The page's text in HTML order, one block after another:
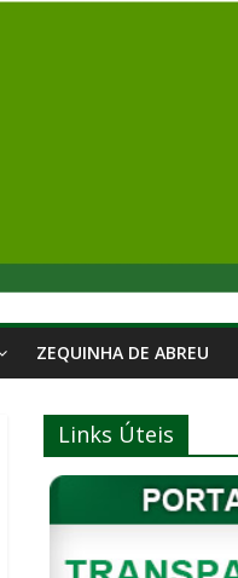
ZEQUINHA DE ABREU
Links Úteis